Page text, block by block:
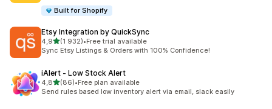
Built for Shopify
Etsy Integration by QuickSync
4,9z 5 hvězd
(1 932)
Celkový počet recenzí: 1932
•Free trial available
Sync Etsy Listings & Orders with 100% Confidence!
iAlert ‑ Low Stock Alert
4,8z 5 hvězd
(86)
Celkový počet recenzí: 86
•Free plan available
Send rules based low inventory alert via email, slack easily